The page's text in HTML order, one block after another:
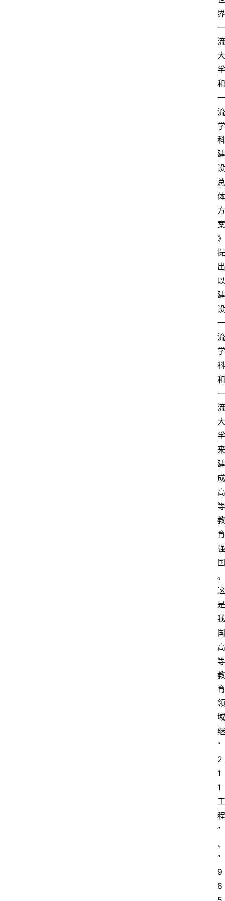
界
一
流
大
学
和
一
流
学
科
建
设
总
体
方
案
》
提
出
以
建
设
一
流
学
科
和
一
流
大
学
来
建
成
高
等
教
育
强
国
。
这
是
我
国
高
等
教
育
领
域
继
“
2
1
1
工
程
”
、
“
9
8